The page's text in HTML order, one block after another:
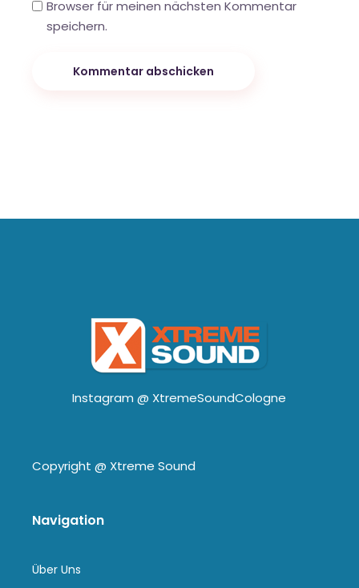
Browser für meinen nächsten Kommentar
speichern.
Kommentar abschicken
Instagram @ XtremeSoundCologne
Copyright @ Xtreme Sound
Navigation
Über Uns